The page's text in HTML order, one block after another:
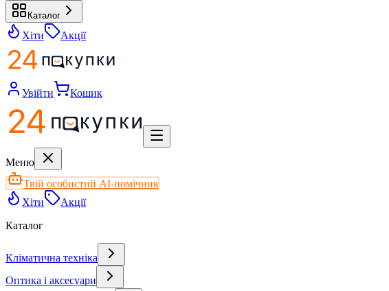
Каталог
Хіти Акції
Увійти Кошик
Меню
Твій особистий AI-помічник
Хіти
Акції
Каталог
Кліматична техніка
Оптика і аксесуари